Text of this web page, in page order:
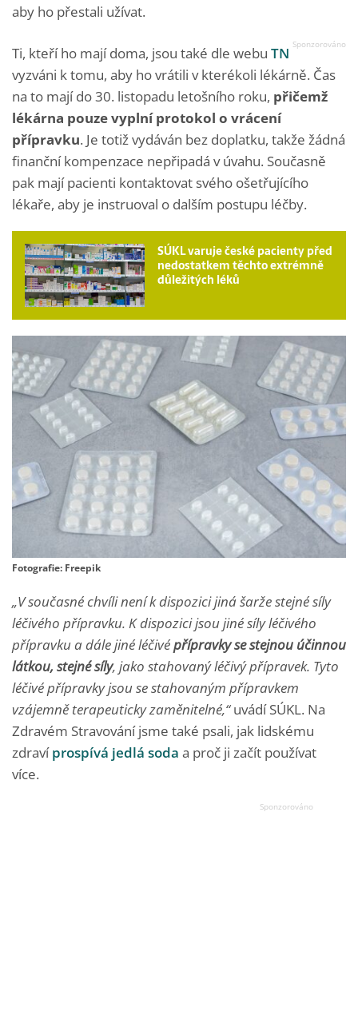
aby ho přestali užívat.
Ti, kteří ho mají doma, jsou také dle webu TN
vyzváni k tomu, aby ho vrátili v kterékoli lékárně. Čas
na to mají do 30. listopadu letošního roku, přičemž
lékárna pouze vyplní protokol o vrácení
přípravku. Je totiž vydáván bez doplatku, takže žádná
finanční kompenzace nepřipadá v úvahu. Současně
pak mají pacienti kontaktovat svého ošetřujícího
lékaře, aby je instruoval o dalším postupu léčby.
SÚKL varuje české pacienty před
nedostatkem těchto extrémně
důležitých léků
Fotografie: Freepik
„V současné chvíli není k dispozici jiná šarže stejné síly
léčivého přípravku. K dispozici jsou jiné síly léčivého
přípravku a dále jiné léčivépřípravky se stejnou účinnou
látkou, stejné síly, jako stahovaný léčivý přípravek. Tyto
léčivé přípravky jsou se stahovaným přípravkem
vzájemně terapeuticky zaměnitelné,“uvádí SÚKL. Na
Zdravém Stravování jsme také psali, jak lidskému
zdravíprospívá jedlá soda a proč ji začít používat
více.